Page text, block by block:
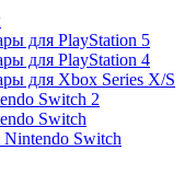
для PlayStation 5
для PlayStation 4
для Xbox Series X/S
Switch 2
Switch
Switch